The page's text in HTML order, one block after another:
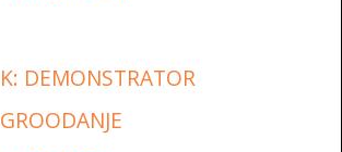
K: DEMONSTRATOR
GROODANJE